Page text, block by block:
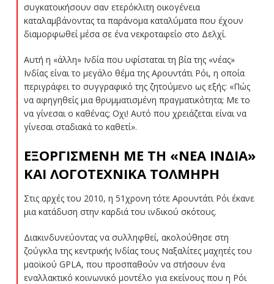
συγκατοικήσουν σαν ετερόκλιτη οικογένεια
καταλαμβάνοντας τα παράνομα καταλύματα που έχουν
διαμορφωθεί μέσα σε ένα νεκροταφείο στο Δελχί.
Αυτή η «άλλη» Ινδία που υφίσταται τη βία της «νέας»
Ινδίας είναι το μεγάλο θέμα της Αρουντάτι Ρόι, η οποία
περιγράφει το συγγραφικό της ζητούμενο ως εξής: «Πώς
να αφηγηθείς μια θρυμματισμένη πραγματικότητα; Με το
να γίνεσαι ο καθένας; Οχι! Αυτό που χρειάζεται είναι να
γίνεσαι σταδιακά το καθετί».
ΕΞΟΡΓΙΣΜΕΝΗ ΜΕ ΤΗ «ΝΕΑ ΙΝΔΙΑ»
ΚΑΙ ΛΟΓΟΤΕΧΝΙΚΑ ΤΟΛΜΗΡΗ
Στις αρχές του 2010, η 51χρονη τότε Αρουντάτι Ρόι έκανε
μια κατάδυση στην καρδιά του ινδικού σκότους.
Διακινδυνεύοντας να συλληφθεί, ακολούθησε στη
ζούγκλα της κεντρικής Ινδίας τους Ναξαλίτες μαχητές του
μαοϊκού GPLA, που προσπαθούν να στήσουν ένα
εναλλακτικό κοινωνικό μοντέλο για εκείνους που η Ρόι